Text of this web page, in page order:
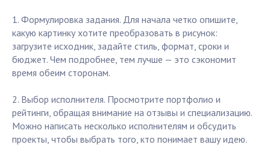
1. Формулировка задания. Для начала четко опишите,
какую картинку хотите преобразовать в рисунок:
загрузите исходник, задайте стиль, формат, сроки и
бюджет. Чем подробнее, тем лучше — это сэкономит
время обеим сторонам.
2. Выбор исполнителя. Просмотрите портфолио и
рейтинги, обращая внимание на отзывы и специализацию.
Можно написать несколько исполнителям и обсудить
проекты, чтобы выбрать того, кто понимает вашу идею.